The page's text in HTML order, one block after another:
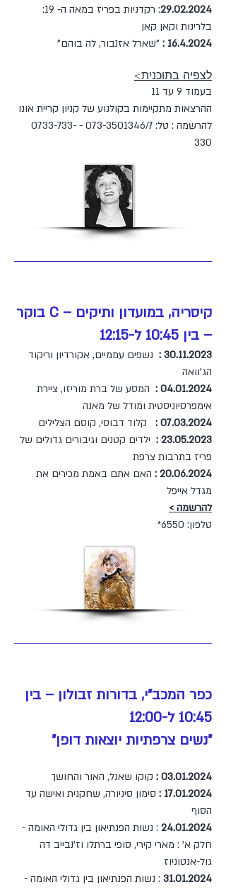
29.02.2024
: רקדניות בפריז במאה ה- 19:
בלרינות וקאן קאן
16.4.2024
: "שארל אזנבור, לה בוהם"
לצפיה בתוכנית>
בעמוד 9 עד 11
ההרצאות מתקיימות בקולנוע של קניון קריית אונו
להרשמה : טל:
073-3501346/7 -
0733-733-
330
קיסריה, במועדון ותיקים – C בוקר
– בין 10:45 ל-12:15
30.11.2023
: נשפים עממיים, אקורדיון וריקוד
הג'וואה
04.01.2024
: המסע של ברת מוריזו, ציירת
אימפרסיוניסטית ומודל של מאנה
07.03.2024
: קלוד דבוסי, קוסם הצלילים
23.05.2023
: ילדים קטנים וגיבורים גדולים של
פריז בתרבות צרפת
20.06.2024
: האם אתם באמת מכירים את
מגדל אייפל
להרשמה >
טלפון: 6550*
כפר המכב"י, בדורות זבולון – בין
10:45 ל-12:00
"נשים צרפתיות יוצאות דופן"
03.01.2024
: קוקו שאנל, האור והחושך
17.01.2024
: סימון סיניורה, שחקנית ואישה עד
הסוף
24.01.2024 : נשות הפנתיאון בין גדולי האומה -
חלק א' : מארי קירי, סופי ברתלו וז'נבייב דה
גול-אנטוניוז
31.01.2024 : נשות הפנתיאון בין גדולי האומה -